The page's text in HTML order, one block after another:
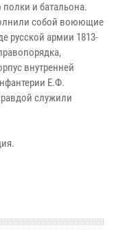
и батальона.
собой воюющие
русской армии 1813-
внутренней
Е.Ф.
служили